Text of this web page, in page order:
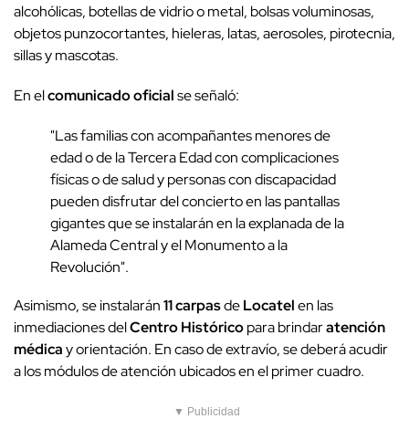
alcohólicas, botellas de vidrio o metal, bolsas voluminosas,
objetos punzocortantes, hieleras, latas, aerosoles, pirotecnia,
sillas y mascotas.
En elcomunicado oficialse señaló:
"Las familias con acompañantes menores de
edad o de la Tercera Edad con complicaciones
físicas o de salud y personas con discapacidad
pueden disfrutar del concierto en las pantallas
gigantes que se instalarán en la explanada de la
Alameda Central y el Monumento a la
Revolución".
Asimismo, se instalarán11 carpasdeLocatelen las
inmediaciones delCentro Históricopara brindaratención
médicay orientación. En caso de extravío, se deberá acudir
a los módulos de atención ubicados en el primer cuadro.
▼ Publicidad